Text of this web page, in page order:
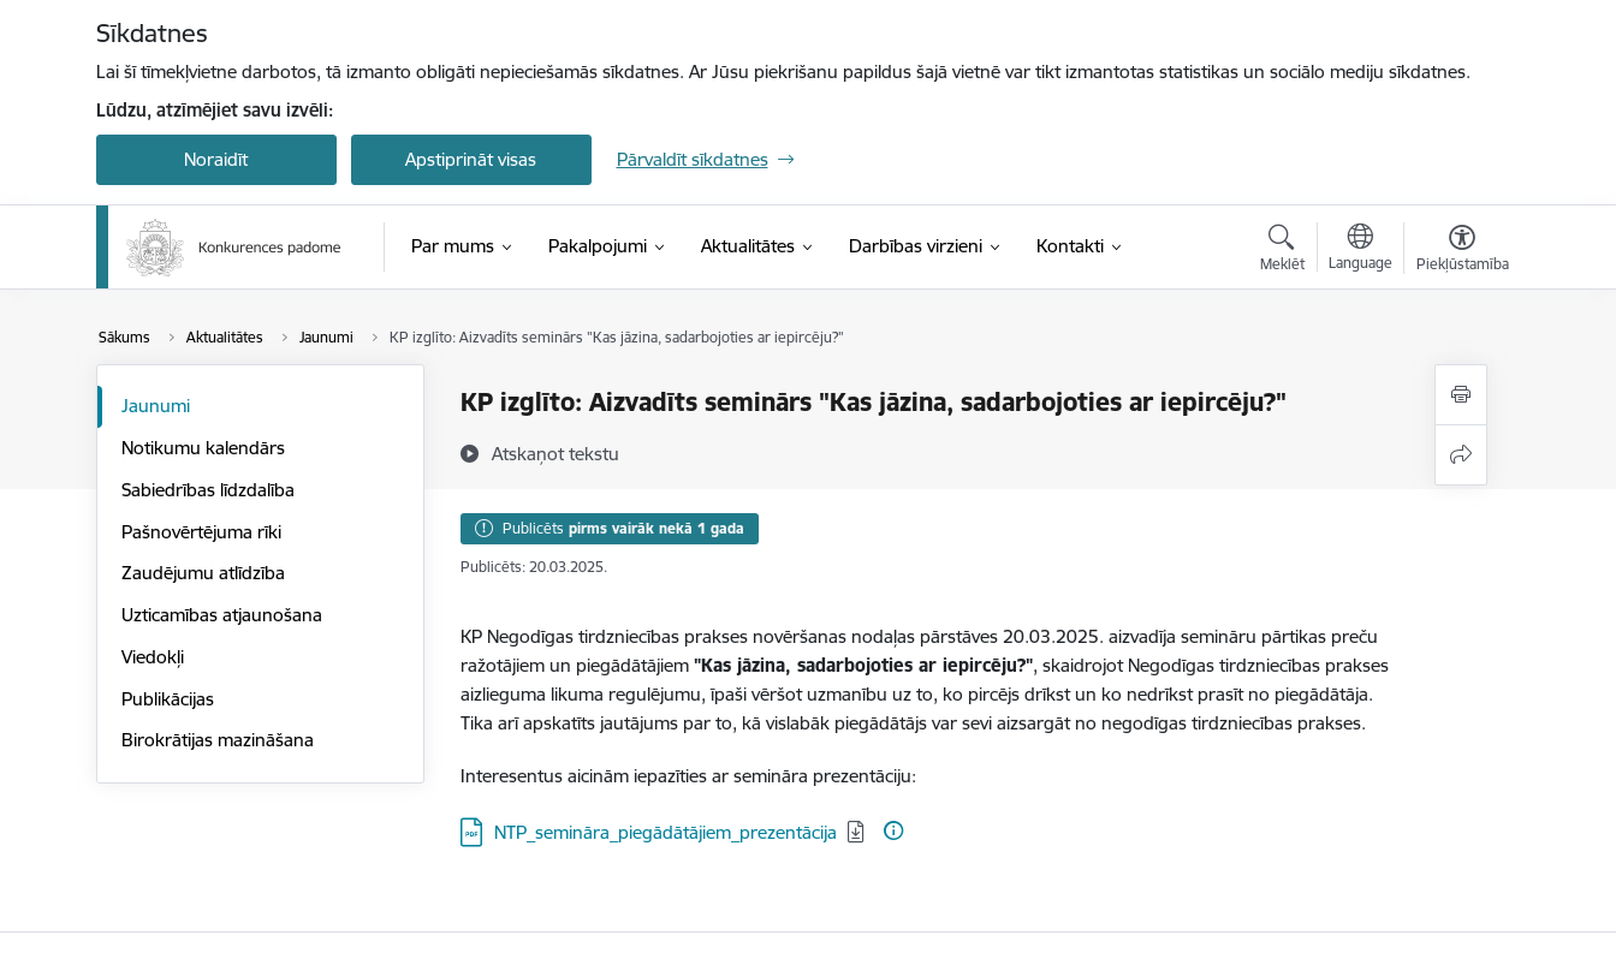
Sīkdatnes
Lai šī tīmekļvietne darbotos, tā izmanto obligāti nepieciešamās sīkdatnes. Ar Jūsu piekrišanu papildus šajā vietnē var tikt izmantotas statistikas un sociālo mediju sīkdatnes.
Lūdzu, atzīmējiet savu izvēli:
Noraidīt Apstiprināt visas Pārvaldīt sīkdatnes
Par mums Pakalpojumi Aktualitātes Darbības virzieni Kontakti
Meklēt Language Piekļūstamība
Sākums Aktualitātes Jaunumi KP izglīto: Aizvadīts seminārs "Kas jāzina, sadarbojoties ar iepircēju?"
KP izglīto: Aizvadīts seminārs "Kas jāzina, sadarbojoties ar iepircēju?"
Atskaņot tekstu
Jaunumi
Notikumu kalendārs
Sabiedrības līdzdalība
Pašnovērtējuma rīki
Zaudējumu atlīdzība
Uzticamības atjaunošana
Viedokļi
Publikācijas
Birokrātijas mazināšana
Publicēts pirms vairāk nekā 1 gada
Publicēts: 20.03.2025.
KP Negodīgas tirdzniecības prakses novēršanas nodaļas pārstāves 20.03.2025. aizvadīja semināru pārtikas preču
ražotājiem un piegādātājiem"Kas jāzina, sadarbojoties ar iepircēju?", skaidrojot Negodīgas tirdzniecības prakses
aizlieguma likuma regulējumu, īpaši vēršot uzmanību uz to, ko pircējs drīkst un ko nedrīkst prasīt no piegādātāja.
Tika arī apskatīts jautājums par to, kā vislabāk piegādātājs var sevi aizsargāt no negodīgas tirdzniecības prakses.
Interesentus aicinām iepazīties ar semināra prezentāciju:
Lejupielādēt:
NTP_semināra_piegādātājiem_prezentācija